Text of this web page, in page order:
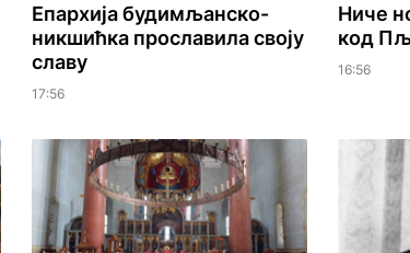
Епархија будимљанско-
никшићка прославила своју
славу
17:56
Ниче
код
16:56